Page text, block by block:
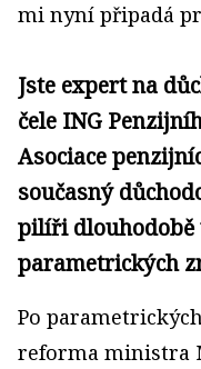
mi nyní připadá
Jste expert na
čele ING
Asociace
současný
pilíři dlouhodobě
parametrických
Po
reforma ministra